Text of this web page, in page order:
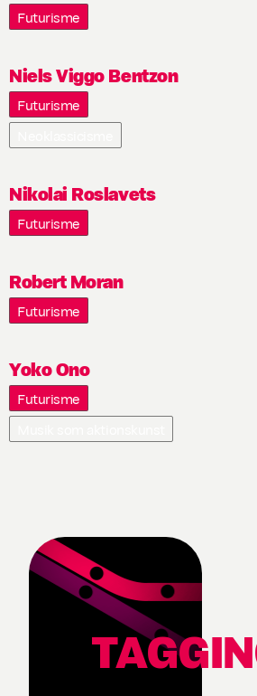
Futurisme
Niels Viggo Bentzon
Futurisme
Nikolai Roslavets
Futurisme
Robert Moran
Futurisme
Yoko Ono
Futurisme